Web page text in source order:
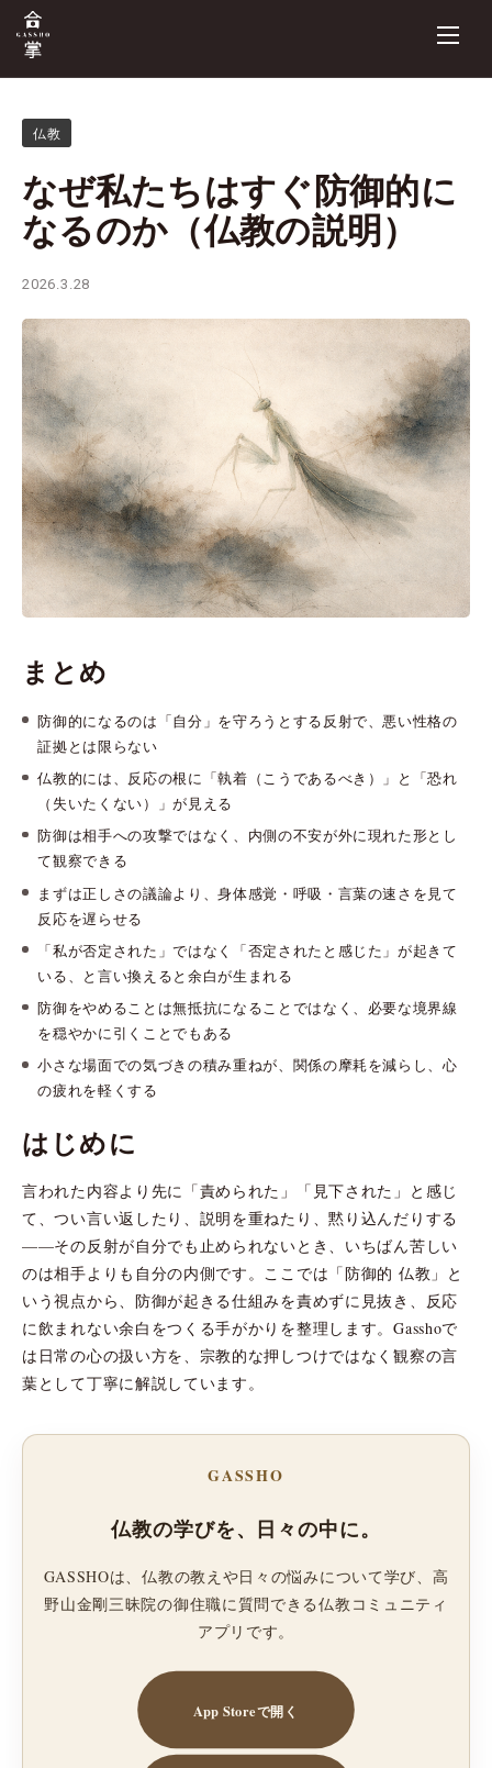
仏教
なぜ私たちはすぐ防御的に
なるのか（仏教の説明）
2026.3.28
まとめ
防御的になるのは「自分」を守ろうとする反射で、悪い性格の
証拠とは限らない
仏教的には、反応の根に「執着（こうであるべき）」と「恐れ
（失いたくない）」が見える
防御は相手への攻撃ではなく、内側の不安が外に現れた形とし
て観察できる
まずは正しさの議論より、身体感覚・呼吸・言葉の速さを見て
反応を遅らせる
「私が否定された」ではなく「否定されたと感じた」が起きて
いる、と言い換えると余白が生まれる
防御をやめることは無抵抗になることではなく、必要な境界線
を穏やかに引くことでもある
小さな場面での気づきの積み重ねが、関係の摩耗を減らし、心
の疲れを軽くする
はじめに
言われた内容より先に「責められた」「見下された」と感じ
て、つい言い返したり、説明を重ねたり、黙り込んだりする
——その反射が自分でも止められないとき、いちばん苦しい
のは相手よりも自分の内側です。ここでは「防御的 仏教」と
いう視点から、防御が起きる仕組みを責めずに見抜き、反応
に飲まれない余白をつくる手がかりを整理します。Gasshoで
は日常の心の扱い方を、宗教的な押しつけではなく観察の言
葉として丁寧に解説しています。
GASSHO
仏教の学びを、日々の中に。
GASSHOは、仏教の教えや日々の悩みについて学び、高
野山金剛三昧院の御住職に質問できる仏教コミュニティ
アプリです。
App Storeで開く